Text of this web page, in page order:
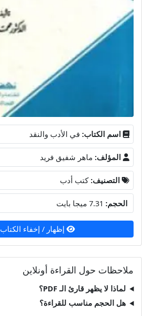
اسم الكتاب: في الأدب والنقد
المؤلف: ماهر شفيق فريد
التصنيف: كتب أدب
الحجم:
إظهار / إخفاء الكتاب
ملاحظات حول القراءة أونلاين
لماذا لا يظهر قارئ الـ PDF؟
هل الحجم مناسب للقراءة؟